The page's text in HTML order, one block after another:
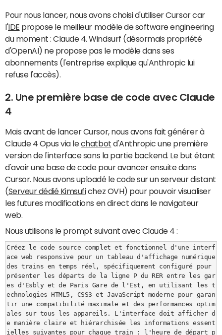
Pour nous lancer, nous avons choisi d'utiliser Cursor car
l'IDE propose le meilleur modèle de software engineering
du moment : Claude 4. Windsurf (désormais propriété
d'OpenAI) ne propose pas le modèle dans ses
abonnements (l'entreprise explique qu'Anthropic lui
refuse l'accès).
2. Une première base de code avec Claude
4
Mais avant de lancer Cursor, nous avons fait générer à
Claude 4 Opus via lechatbot d'Anthropic une première
version de l'interface sans la partie backend. Le but étant
d'avoir une base de code pour avancer ensuite dans
Cursor. Nous avons uploadé le code sur un serveur distant
(Serveur dédié Kimsufichez OVH) pour pouvoir visualiser
les futures modifications en direct dans le navigateur
web.
Nous utilisons le prompt suivant avec Claude 4 :
Créez le code source complet et fonctionnel d'une interf
ace web responsive pour un tableau d'affichage numérique
des trains en temps réel, spécifiquement configuré pour
présenter les départs de la ligne P du RER entre les gar
es d'Esbly et de Paris Gare de l'Est, en utilisant les t
echnologies HTML5, CSS3 et JavaScript moderne pour garan
tir une compatibilité maximale et des performances optim
ales sur tous les appareils. L'interface doit afficher d
e manière claire et hiérarchisée les informations essent
ielles suivantes pour chaque train : l'heure de départ p